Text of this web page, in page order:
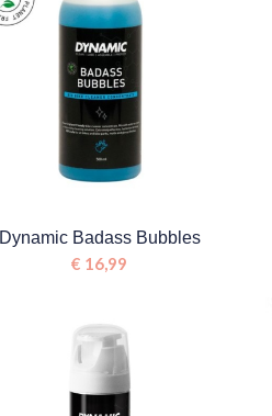
Dynamic Badass Bubbles
€ 16,99